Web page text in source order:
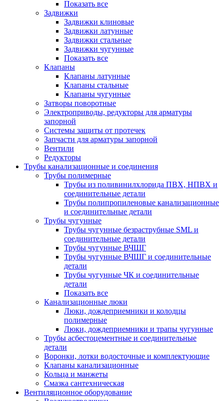
Показать все
Задвижки
Задвижки клиновые
Задвижки латунные
Задвижки стальные
Задвижки чугунные
Показать все
Клапаны
Клапаны латунные
Клапаны стальные
Клапаны чугунные
Затворы поворотные
Электроприводы, редукторы для арматуры
запорной
Системы защиты от протечек
Запчасти для арматуры запорной
Вентили
Редукторы
Трубы канализационные и соединения
Трубы полимерные
Трубы из поливинилхлорида ПВХ, НПВХ и
соединительные детали
Трубы полипропиленовые канализационные
и соединительные детали
Трубы чугунные
Трубы чугунные безраструбные SML и
соединительные детали
Трубы чугунные ВЧШГ
Трубы чугунные ВЧШГ и соединительные
детали
Трубы чугунные ЧК и соединительные
детали
Показать все
Канализационные люки
Люки, дождеприемники и колодцы
полимерные
Люки, дождеприемники и трапы чугунные
Трубы асбестоцементные и соединительные
детали
Воронки, лотки водосточные и комплектующие
Клапаны канализационные
Кольца и манжеты
Смазка сантехническая
Вентиляционное оборудование